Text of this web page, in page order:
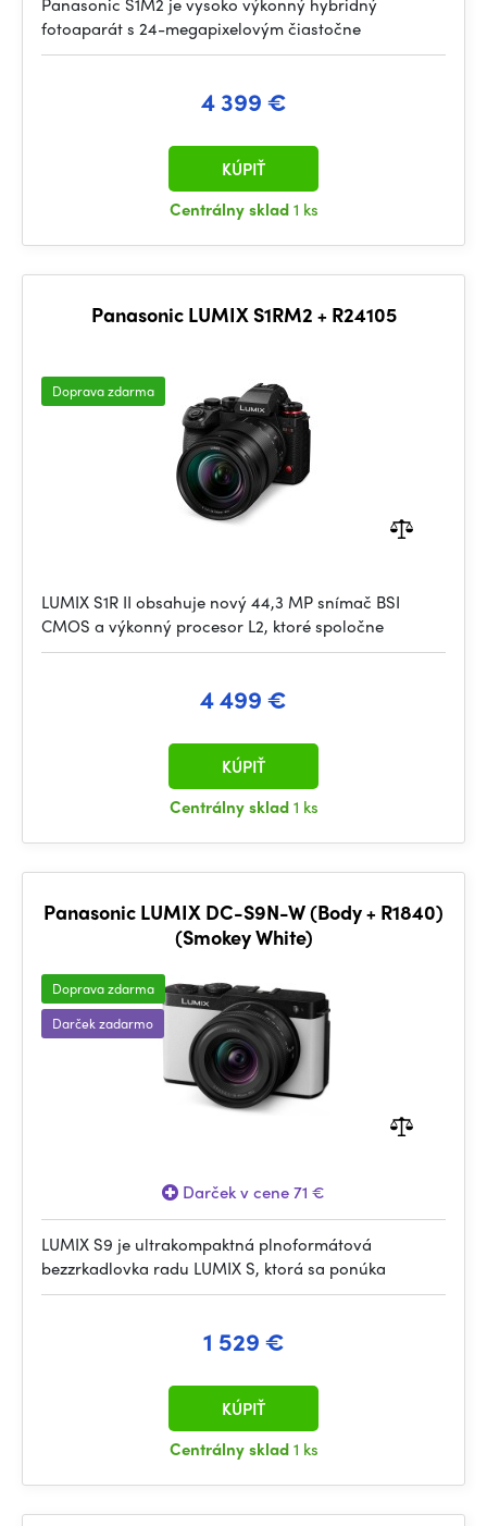
fotoaparát s 24-megapixelovým čiastočne
4 399 €
Centrálny sklad1 ks
KÚPIŤ
Panasonic LUMIX S1RM2 + R24105
Doprava zdarma
LUMIX S1R II obsahuje nový 44,3 MP snímač BSI
CMOS a výkonný procesor L2, ktoré spoločne
4 499 €
Centrálny sklad1 ks
KÚPIŤ
Panasonic LUMIX DC-S9N-W (Body + R1840)
(Smokey White)
Doprava zdarma
Darček zadarmo
Darček v cene 71 €
LUMIX S9 je ultrakompaktná plnoformátová
bezzrkadlovka radu LUMIX S, ktorá sa ponúka
1 529 €
Centrálny sklad1 ks
KÚPIŤ